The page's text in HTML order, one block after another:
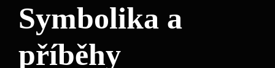
Symbolika a
příběhy